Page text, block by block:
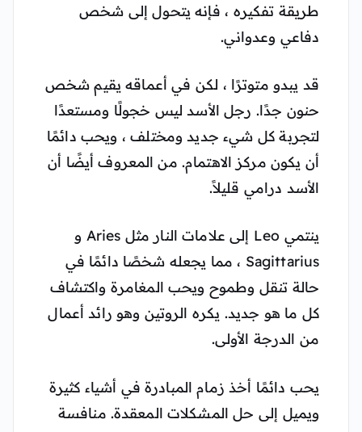
طريقة تفكيره ، فإنه يتحول إلى شخص
دفاعي وعدواني.
قد يبدو متوترًا ، لكن في أعماقه يقيم شخص
حنون جدًا. رجل الأسد ليس خجولًا ومستعدًا
لتجربة كل شيء جديد ومختلف ، ويحب دائمًا
أن يكون مركز الاهتمام. من المعروف أيضًا أن
الأسد درامي قليلاً.
ينتمي Leo إلى علامات النار مثل Aries و
Sagittarius ، مما يجعله شخصًا دائمًا في
حالة تنقل وطموح ويحب المغامرة واكتشاف
كل ما هو جديد. يكره الروتين وهو رائد أعمال
من الدرجة الأولى.
يحب دائمًا أخذ زمام المبادرة في أشياء كثيرة
ويميل إلى حل المشكلات المعقدة. منافسة